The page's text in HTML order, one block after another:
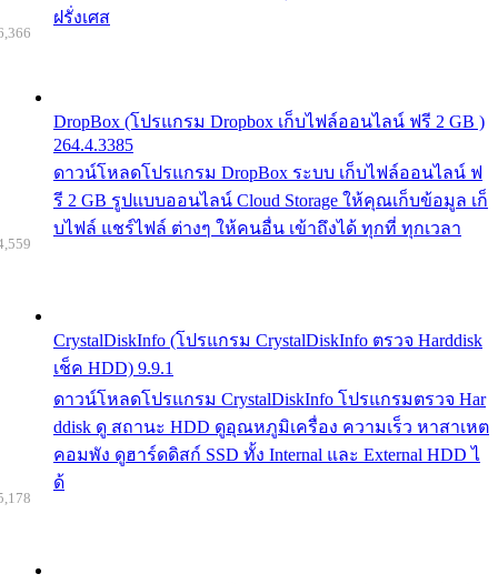
ฝรั่งเศส
DropBox (โปรแกรม Dropbox เก็บไฟล์ออนไลน์ ฟรี 2 GB )
264.4.3385
ดาวน์โหลดโปรแกรม DropBox ระบบ เก็บไฟล์ออนไลน์ ฟ
รี 2 GB รูปแบบออนไลน์ Cloud Storage ให้คุณเก็บข้อมูล เก็
บไฟล์ แชร์ไฟล์ ต่างๆ ให้คนอื่น เข้าถึงได้ ทุกที่ ทุกเวลา
CrystalDiskInfo (โปรแกรม CrystalDiskInfo ตรวจ Harddisk
เช็ค HDD) 9.9.1
ดาวน์โหลดโปรแกรม CrystalDiskInfo โปรแกรมตรวจ Har
ddisk ดู สถานะ HDD ดูอุณหภูมิเครื่อง ความเร็ว หาสาเหต
คอมพัง ดูฮาร์ดดิสก์ SSD ทั้ง Internal และ External HDD ไ
ด้